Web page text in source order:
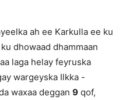
ah ee Karkulla ee ku
dhowaad dhammaan
laga helay feyruska
wargeyska Ilkka -
waxaa deggan 9 qof,